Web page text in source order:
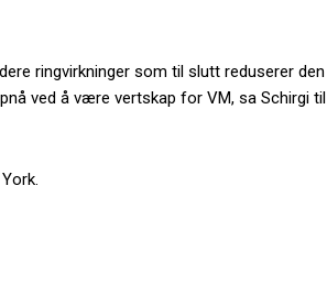
ringvirkninger som til slutt reduserer den
ved å være vertskap for VM, sa Schirgi til